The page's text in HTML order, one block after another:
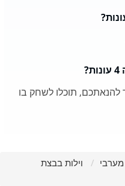
להנאתכם, תוכלו לשחק בו
מערבי
וילות בבצת